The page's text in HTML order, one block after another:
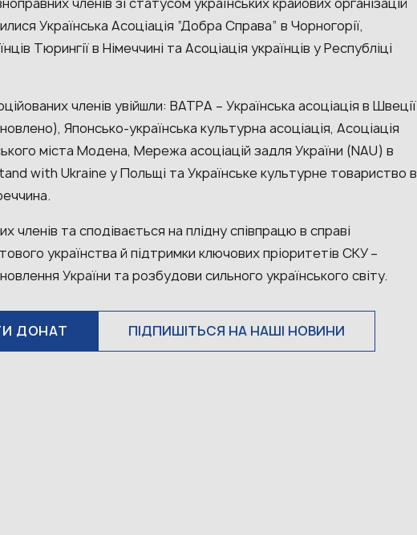
Українська Асоціація “Добра Справа” в Чорногорії,
Тюрингії в Німеччині та Асоціація українців у Республіці
членів увійшли: ВАТРА – Українська асоціація в Швеції
Японсько-українська культурна асоціація, Асоціація
міста Модена, Мережа асоціацій задля України (NAU) в
with Ukraine у Польщі та Українське культурне товариство в
членів та сподівається на плідну співпрацю в справі
українства й підтримки ключових пріоритетів СКУ –
України та розбудови сильного українського світу.
ДОНАТ ПІДПИШІТЬСЯ НА НАШІ НОВИНИ